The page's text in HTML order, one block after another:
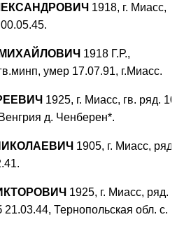
1918, г. Миасс,
1918 Г.Р.,
умер 17.07.91, г.Миасс.
1925, г. Миасс, гв. ряд.
д. Ченберен*.
1905, г. Миасс,
1925, г. Миасс, ряд.
21.03.44, Тернопольская обл. с.